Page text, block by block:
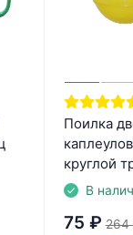
Поилка
круглой
В
75 ₽ 264